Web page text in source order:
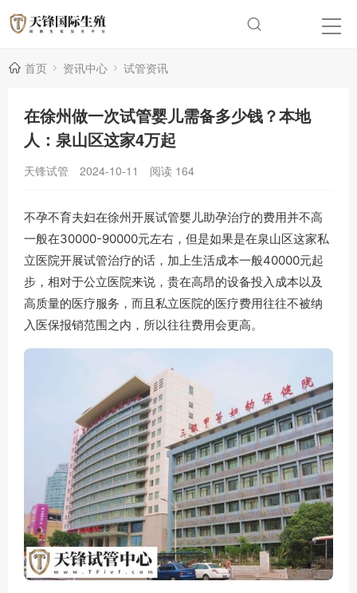
首页 资讯中心 试管资讯
在徐州做一次试管婴儿需备多少钱？本地
人：泉山区这家4万起
天锋试管 2024-10-11 阅读 164
不孕不育夫妇在徐州开展试管婴儿助孕治疗的费用并不高
一般在30000-90000元左右，但是如果是在泉山区这家私
立医院开展试管治疗的话，加上生活成本一般40000元起
步，相对于公立医院来说，贵在高昂的设备投入成本以及
高质量的医疗服务，而且私立医院的医疗费用往往不被纳
入医保报销范围之内，所以往往费用会更高。